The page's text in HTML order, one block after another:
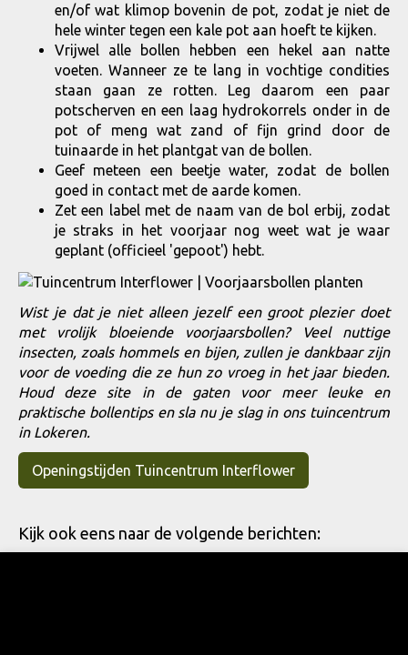
en/of wat klimop bovenin de pot, zodat je niet de
hele winter tegen een kale pot aan hoeft te kijken.
Vrijwel alle bollen hebben een hekel aan natte
voeten. Wanneer ze te lang in vochtige condities
staan gaan ze rotten. Leg daarom een paar
potscherven en een laag hydrokorrels onder in de
pot of meng wat zand of fijn grind door de
tuinaarde in het plantgat van de bollen.
Geef meteen een beetje water, zodat de bollen
goed in contact met de aarde komen.
Zet een label met de naam van de bol erbij, zodat
je straks in het voorjaar nog weet wat je waar
geplant (officieel 'gepoot') hebt.
Wist je dat je niet alleen jezelf een groot plezier doet
met vrolijk bloeiende voorjaarsbollen? Veel nuttige
insecten, zoals hommels en bijen, zullen je dankbaar zijn
voor de voeding die ze hun zo vroeg in het jaar bieden.
Houd deze site in de gaten voor meer leuke en
praktische bollentips en sla nu je slag in ons tuincentrum
in Lokeren.
Openingstijden Tuincentrum Interflower
Kijk ook eens naar de volgende berichten: